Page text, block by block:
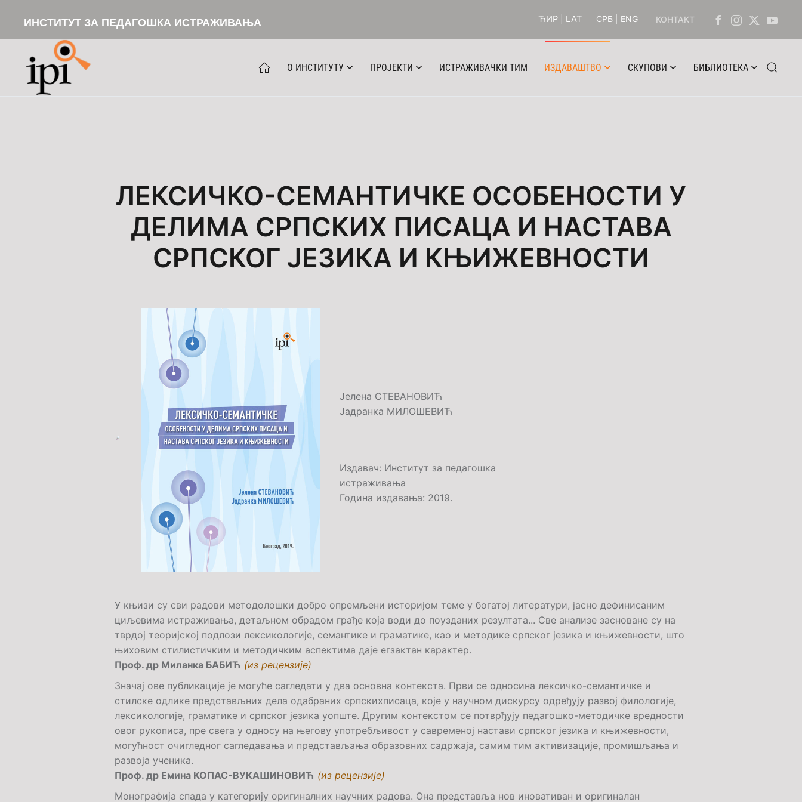
ИНСТИТУТ ЗА ПЕДАГОШКА ИСТРАЖИВАЊА ЋИР LAT СРБ ENG КОНТАКТ
О ИНСТИТУТУ ПРОЈЕКТИ ИСТРАЖИВАЧКИ ТИМ ИЗДАВАШТВО СКУПОВИ БИБЛИОТЕКА
ЛЕКСИЧКО-СЕМАНТИЧКЕ ОСОБЕНОСТИ У
ДЕЛИМА СРПСКИХ ПИСАЦА И НАСТАВА
СРПСКОГ ЈЕЗИКА И КЊИЖЕВНОСТИ
Јелена СТЕВАНОВИЋ
Јадранка МИЛОШЕВИЋ
Издавач: Институт за педагошка
истраживања
Година издавања: 2019.
У књизи су сви радови методолошки добро опремљени историјом теме у богатој литератури, јасно дефинисаним
циљевима истраживања, детаљном обрадом грађе која води до поузданих резултата... Све анализе засноване су на
тврдој теоријској подлози лексикологије, семантике и граматике, као и методике српског језика и књижевности, што
њиховим стилистичким и методичким аспектима даје егзактан карактер.
Проф. др Миланка БАБИЋ (из рецензије)
Значај ове публикације је могуће сагледати у два основна контекста. Први се односина лексичко-семантичке и
стилске одлике представљних дела одабраних српскихписаца, које у научном дискурсу одређују развој филологије,
лексикологије, граматике и српског језика уопште. Другим контекстом се потврђују педагошко-методичке вредности
овог рукописа, пре свега у односу на његову употребљивост у савременој настави српског језика и књижевности,
могућност очигледног сагледавања и представљања образовних садржаја, самим тим активизације, промишљања и
развоја ученика.
Проф. др Емина КОПАС-ВУКАШИНОВИЋ (из рецензије)
Монографија спада у категорију оригиналних научних радова. Она представља нов иновативан и оригиналан